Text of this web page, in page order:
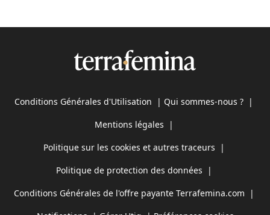
Conditions Générales d'Utilisation | Qui sommes-nous ? |
Mentions légales |
Politique sur les cookies et autres traceurs |
Politique de protection des données |
Conditions Générales de l'offre payante Terrafemina.com |